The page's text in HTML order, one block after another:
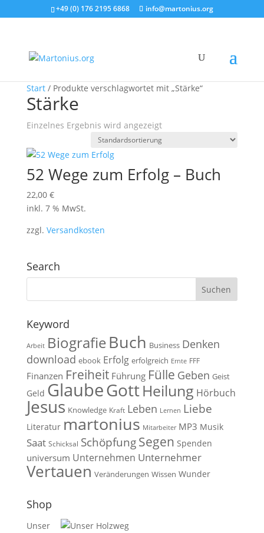
+49 (0) 176 2195 6868 info@martonius.org
Start/ Produkte verschlagwortet mit „Stärke“
Stärke
Einzelnes Ergebnis wird angezeigt
52 Wege zum Erfolg – Buch
22,00 €
inkl. 7 % MwSt.
zzgl. Versandkosten
Search
Keyword
Arbeit BiografieBuch Business Denken
download ebook Erfolg erfolgreich Ernte FFF
Finanzen Freiheit Führung Fülle Geben Geist
Geld GlaubeGottHeilung Hörbuch
Jesus Knowledge Kraft Leben Lernen Liebe
Literatur martonius Mitarbeiter MP3 Musik
Saat Schicksal Schöpfung Segen Spenden
universum Unternehmen Unternehmer
Vertauen Veränderungen Wissen Wunder
Shop
Unser